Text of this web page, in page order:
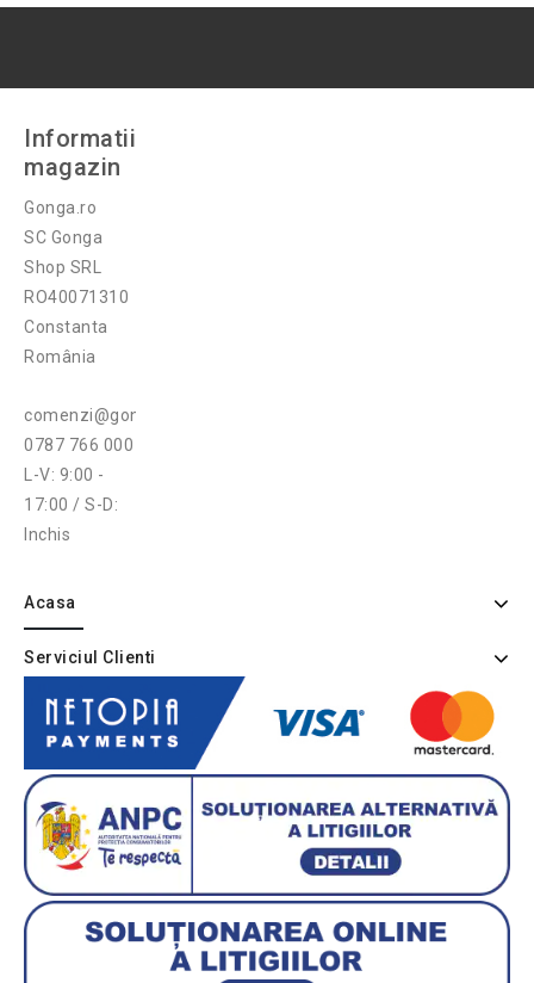
Informatii
magazin
Gonga.ro
SC Gonga
Shop SRL
RO40071310
Constanta
România
comenzi@gonga.ro
0787 766 000
L-V: 9:00 -
17:00 / S-D:
Inchis
Acasa
Serviciul Clienti